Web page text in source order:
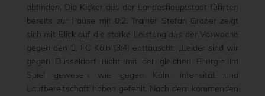
abfinden. Die Kicker aus der Landeshauptstadt führten
bereits zur Pause mit 0:2. Trainer Stefan Graber zeigt
sich mit Blick auf die starke Leistung aus der Vorwoche
gegen den 1. FC Köln (3:4) enttäuscht: „Leider sind wir
gegen Düsseldorf nicht mit der gleichen Energie im
Spiel gewesen wie gegen Köln. Intensität und
Laufbereitschaft haben gefehlt. Nach dem kommenden